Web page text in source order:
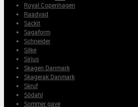
Royal Copenhagen
Raadvad
Sackit
Sagaform
Schneider
Silke
Sirius
Skagen Danmark
Skagerak Danmark
Skruf
Sôdahl
Sommer gave